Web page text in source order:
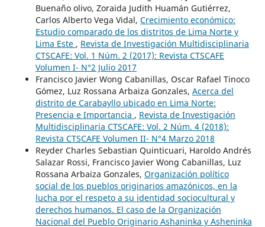
Buenaño olivo, Zoraida Judith Huamán Gutiérrez,
Carlos Alberto Vega Vidal, Crecimiento económico:
Estudio comparado de los distritos de Lima Norte y
Lima Este , Revista de Investigación Multidisciplinaria
CTSCAFE: Vol. 1 Núm. 2 (2017): Revista CTSCAFE
Volumen I- N°2 Julio 2017
Francisco Javier Wong Cabanillas, Oscar Rafael Tinoco
Gómez, Luz Rossana Arbaiza Gonzales, Acerca del
distrito de Carabayllo ubicado en Lima Norte:
Presencia e Importancia , Revista de Investigación
Multidisciplinaria CTSCAFE: Vol. 2 Núm. 4 (2018):
Revista CTSCAFE Volumen II- N°4 Marzo 2018
Reyder Charles Sebastian Quinticuari, Haroldo Andrés
Salazar Rossi, Francisco Javier Wong Cabanillas, Luz
Rossana Arbaiza Gonzales, Organización político
social de los pueblos originarios amazónicos, en la
lucha por el respeto a su identidad sociocultural y
derechos humanos. El caso de la Organización
Nacional del Pueblo Originario Ashaninka y Asheninka